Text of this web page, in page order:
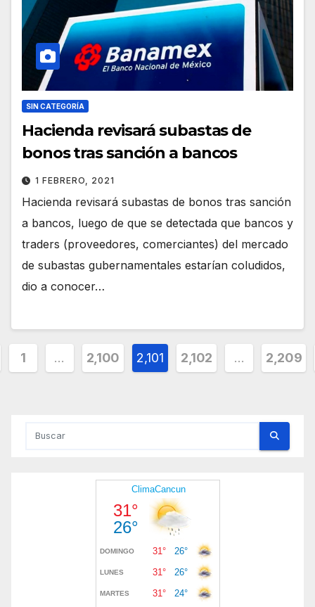
SIN CATEGORÍA
Hacienda revisará subastas de
bonos tras sanción a bancos
1 FEBRERO, 2021
Hacienda revisará subastas de bonos tras sanción
a bancos, luego de que se detectada que bancos y
traders (proveedores, comerciantes) del mercado
de subastas gubernamentales estarían coludidos,
dio a conocer…
1 … 2,100 2,101 2,102 … 2,209